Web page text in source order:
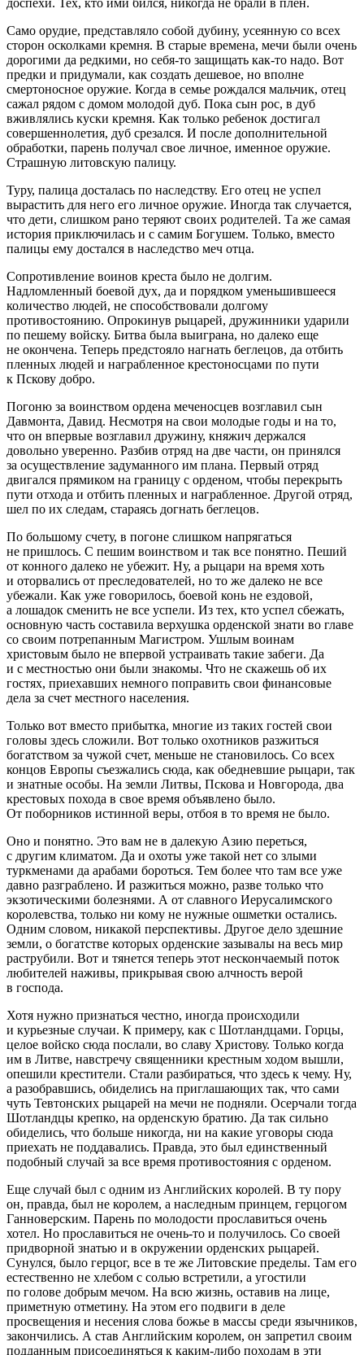
Само орудие, представляло собой дубину, усеянную со всех
сторон осколками кремня. В старые времена, мечи были очень
дорогими да редкими, но себя-то защищать как-то надо. Вот
предки и придумали, как создать дешевое, но вполне
смертоносное оружие. Когда в семье рождался мальчик, отец
сажал рядом с домом молодой дуб. Пока сын рос, в дуб
вживлялись куски кремня. Как только ребенок достигал
совершеннолетия, дуб срезался. И после дополнительной
обработки, парень получал свое личное, именное оружие.
Страшную литовскую палицу.
Туру, палица досталась по наследству. Его отец не успел
вырастить для него его личное оружие. Иногда так случается,
что дети, слишком рано теряют своих родителей. Та же самая
история приключилась и с самим Богушем. Только, вместо
палицы ему достался в наследство меч отца.
Сопротивление воинов креста было не долгим.
Надломленный боевой дух, да и порядком уменьшившееся
количество людей, не способствовали долгому
противостоянию. Опрокинув рыцарей, дружинники ударили
по пешему войску. Битва была выиграна, но далеко еще
не окончена. Теперь предстояло нагнать беглецов, да отбить
пленных людей и награбленное крестоносцами по пути
к Пскову добро.
Погоню за воинством ордена меченосцев возглавил сын
Давмонта, Давид. Несмотря на свои молодые годы и на то,
что он впервые возглавил дружину, княжич держался
довольно уверенно. Разбив отряд на две части, он принялся
за осуществление задуманного им плана. Первый отряд
двигался прямиком на границу с орденом, чтобы перекрыть
пути отхода и отбить пленных и награбленное. Другой отряд,
шел по их следам, стараясь догнать беглецов.
По большому счету, в погоне слишком напрягаться
не пришлось. С пешим воинством и так все понятно. Пеший
от конного далеко не убежит. Ну, а рыцари на время хоть
и оторвались от преследователей, но то же далеко не все
убежали. Как уже говорилось, боевой конь не ездовой,
а лошадок сменить не все успели. Из тех, кто успел сбежать,
основную часть составила верхушка орденской знати во главе
со своим потрепанным Магистром. Ушлым воинам
христовым было не впервой устраивать такие забеги. Да
и с местностью они были знакомы. Что не скажешь об их
гостях, приехавших немного поправить свои финансовые
дела за счет местного населения.
Только вот вместо прибытка, многие из таких гостей свои
головы здесь сложили. Вот только охотников разжиться
богатством за чужой счет, меньше не становилось. Со всех
концов Европы съезжались сюда, как обедневшие рыцари, так
и знатные особы. На земли Литвы, Пскова и Новгорода, два
крестовых похода в свое время объявлено было.
От поборников истинной веры, отбоя в то время не было.
Оно и понятно. Это вам не в далекую Азию переться,
с другим климатом. Да и охоты уже такой нет со злыми
туркменами да арабами бороться. Тем более что там все уже
давно разграблено. И разжиться можно, разве только что
экзотическими болезнями. А от славного Иерусалимского
королевства, только ни кому не нужные ошметки остались.
Одним словом, никакой перспективы. Другое дело здешние
земли, о богатстве которых орденские зазывалы на весь мир
раструбили. Вот и тянется теперь этот нескончаемый поток
любителей наживы, прикрывая свою алчность верой
в господа.
Хотя нужно признаться честно, иногда происходили
и курьезные случаи. К примеру, как с Шотландцами. Горцы,
целое войско сюда послали, во славу Христову. Только когда
им в Литве, навстречу священники крестным ходом вышли,
опешили крестители. Стали разбираться, что здесь к чему. Ну,
а разобравшись, обиделись на приглашающих так, что сами
чуть Тевтонских рыцарей на мечи не подняли. Осерчали тогда
Шотландцы крепко, на орденскую братию. Да так сильно
обиделись, что больше никогда, ни на какие уговоры сюда
приехать не поддавались. Правда, это был единственный
подобный случай за все время противостояния с орденом.
Еще случай был с одним из Английских королей. В ту пору
он, правда, был не королем, а наследным принцем, герцогом
Ганноверским. Парень по молодости прославиться очень
хотел. Но прославиться не очень-то и получилось. Со своей
придворной знатью и в окружении орденских рыцарей.
Сунулся, было герцог, все в те же Литовские пределы. Там его
естественно не хлебом с солью встретили, а угостили
по голове добрым мечом. На всю жизнь, оставив на лице,
приметную отметину. На этом его подвиги в деле
просвещения и несения слова божье в массы среди язычников,
закончились. А став Английским королем, он запретил своим
подданным присоединяться к каким-либо походам в эти